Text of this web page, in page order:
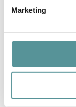
Marketing
Wij zijn Sanneke
begeleiding bij het
Wanneer je zo